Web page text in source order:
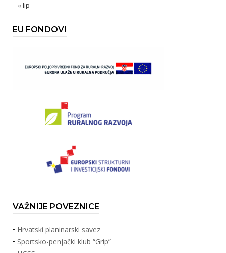
« lip
EU FONDOVI
VAŽNIJE POVEZNICE
• Hrvatski planinarski savez
• Sportsko-penjački klub “Grip”